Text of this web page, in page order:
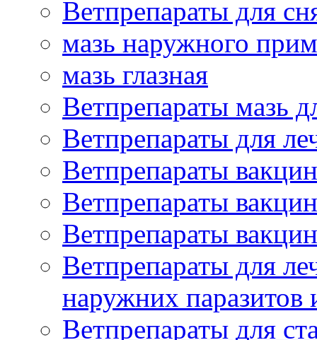
Ветпрепараты для
мазь наружного
мазь глазная
Ветпрепараты мазь
Ветпрепараты для
Ветпрепараты
Ветпрепараты
Ветпрепараты
Ветпрепараты для
наружних
Ветпрепараты для